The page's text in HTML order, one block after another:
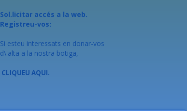
Sol.licitar accés a la web.
Registreu-vos:
Si esteu interessats en donar-vos
d\'alta a la nostra botiga,
CLIQUEU AQUI.